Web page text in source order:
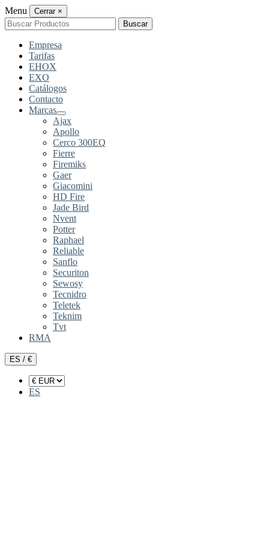
Menu Cerrar ×
Buscar
por:
Buscar
Empresa
Tarifas
EHOX
EXO
Catálogos
Contacto
Marcas
Ajax
Apollo
Cerco 300EQ
Fierre
Firemiks
Gaer
Giacomini
HD Fire
Jade Bird
Nvent
Potter
Raphael
Reliable
Sanflo
Securiton
Sewosy
Tecnidro
Teletek
Teknim
Tvt
RMA
ES / €
ES